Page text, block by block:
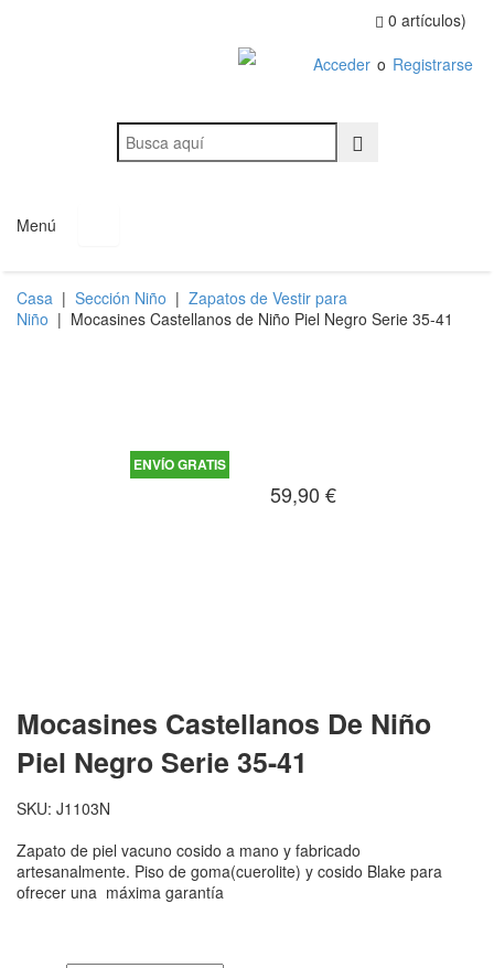
Acceder o Registrarse
0 artículos)
Menú
Casa | Sección Niño | Zapatos de Vestir para
Niño | Mocasines Castellanos de Niño Piel Negro Serie 35-41
59,90 €
ENVÍO GRATIS
Mocasines Castellanos De Niño
Piel Negro Serie 35-41
SKU: J1103N
Zapato de piel vacuno cosido a mano y fabricado
artesanalmente. Piso de goma(cuerolite) y cosido Blake para
ofrecer una máxima garantía